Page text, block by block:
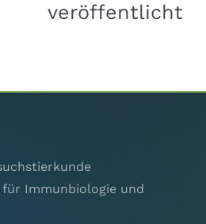
veröffentlicht
Immunbiologie und